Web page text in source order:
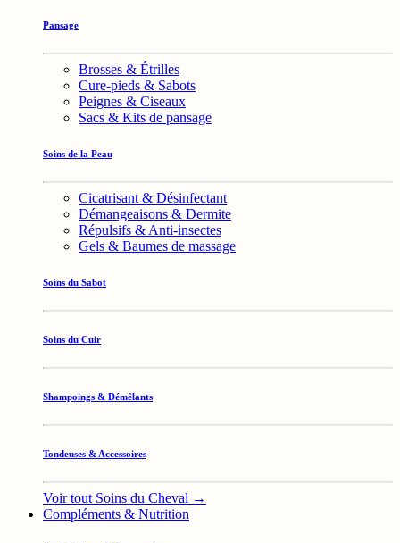
Pansage
Brosses & Étrilles
Cure-pieds & Sabots
Peignes & Ciseaux
Sacs & Kits de pansage
Soins de la Peau
Cicatrisant & Désinfectant
Démangeaisons & Dermite
Répulsifs & Anti-insectes
Gels & Baumes de massage
Soins du Sabot
Soins du Cuir
Shampoings & Démêlants
Tondeuses & Accessoires
Voir tout Soins du Cheval →
Compléments & Nutrition